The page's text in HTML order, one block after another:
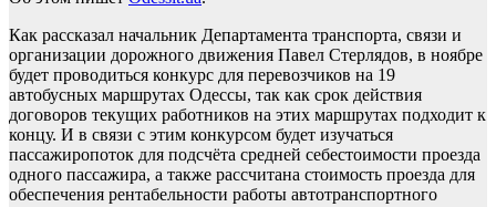
Как рассказал начальник Департамента транспорта, связи и
организации дорожного движения Павел Стерлядов, в ноябре
будет проводиться конкурс для перевозчиков на 19
автобусных маршрутах Одессы, так как срок действия
договоров текущих работников на этих маршрутах подходит к
концу. И в связи с этим конкурсом будет изучаться
пассажиропоток для подсчёта средней себестоимости проезда
одного пассажира, а также рассчитана стоимость проезда для
обеспечения рентабельности работы автотранспортного